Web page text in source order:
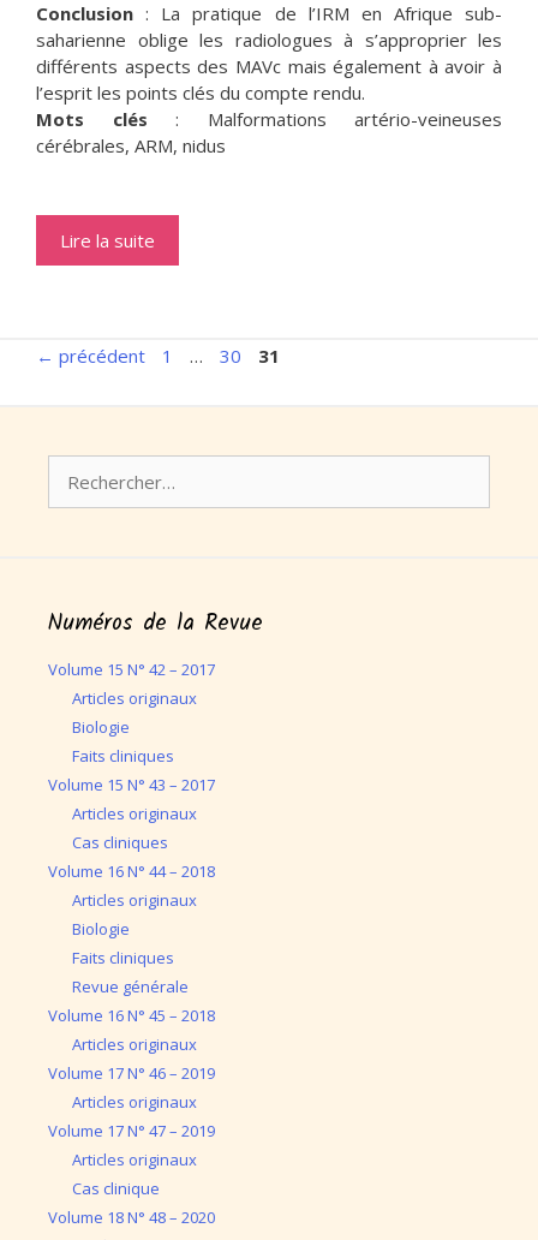
Conclusion : La pratique de l’IRM en Afrique sub-
saharienne oblige les radiologues à s’approprier les
différents aspects des MAVc mais également à avoir à
l’esprit les points clés du compte rendu.
Mots clés : Malformations artério-veineuses
cérébrales, ARM, nidus
Lire la suite
← précédent Page
1 … Page
30 Page
31
Numéros de la Revue
Volume 15 N° 42 – 2017
Articles originaux
Biologie
Faits cliniques
Volume 15 N° 43 – 2017
Articles originaux
Cas cliniques
Volume 16 N° 44 – 2018
Articles originaux
Biologie
Faits cliniques
Revue générale
Volume 16 N° 45 – 2018
Articles originaux
Volume 17 N° 46 – 2019
Articles originaux
Volume 17 N° 47 – 2019
Articles originaux
Cas clinique
Volume 18 N° 48 – 2020